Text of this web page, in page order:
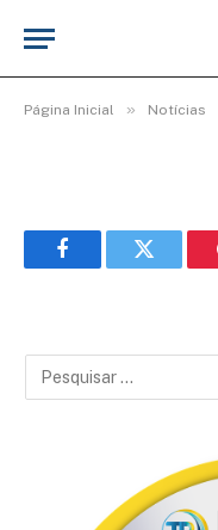
Página Inicial » Notícias
(2)
FacebookTwitter